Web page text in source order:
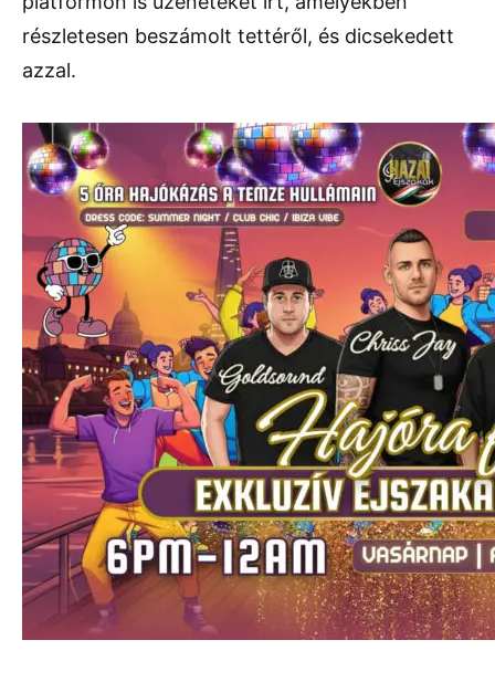
részletesen beszámolt tettéről, és dicsekedett
azzal.